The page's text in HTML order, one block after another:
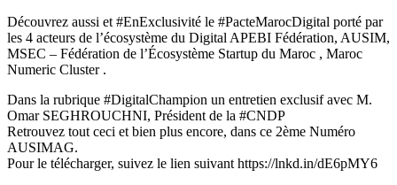
Découvrez aussi et #EnExclusivité le #PacteMarocDigital porté par
les 4 acteurs de l’écosystème du Digital APEBI Fédération, AUSIM,
MSEC – Fédération de l’Écosystème Startup du Maroc , Maroc
Numeric Cluster .
Dans la rubrique #DigitalChampion un entretien exclusif avec M.
Omar SEGHROUCHNI, Président de la #CNDP
Retrouvez tout ceci et bien plus encore, dans ce 2ème Numéro
AUSIMAG.
Pour le télécharger, suivez le lien suivant https://lnkd.in/dE6pMY6